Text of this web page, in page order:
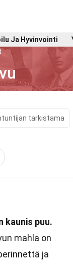
Ja Hyvinvointi
tarkistama
kaunis puu.
mahla on
ja